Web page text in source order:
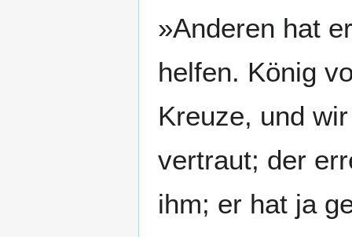
»Anderen hat
helfen. König
Kreuze, und
vertraut; der
ihm; er hat ja